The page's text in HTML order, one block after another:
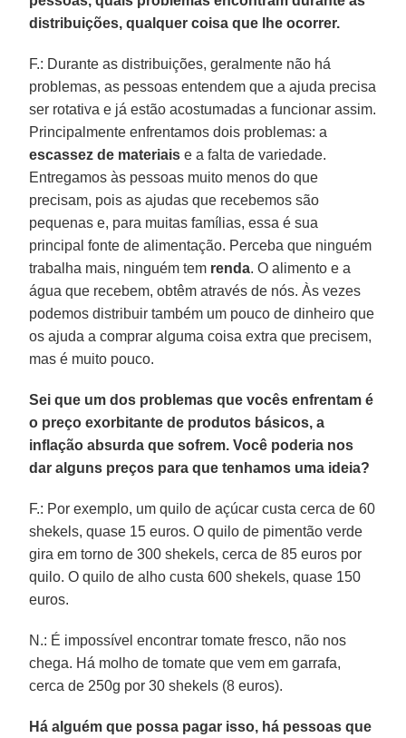
distribuições, qualquer coisa que lhe ocorrer.
F.: Durante as distribuições, geralmente não há
problemas, as pessoas entendem que a ajuda precisa
ser rotativa e já estão acostumadas a funcionar assim.
Principalmente enfrentamos dois problemas: a
escassez de materiais e a falta de variedade.
Entregamos às pessoas muito menos do que
precisam, pois as ajudas que recebemos são
pequenas e, para muitas famílias, essa é sua
principal fonte de alimentação. Perceba que ninguém
trabalha mais, ninguém tem renda. O alimento e a
água que recebem, obtêm através de nós. Às vezes
podemos distribuir também um pouco de dinheiro que
os ajuda a comprar alguma coisa extra que precisem,
mas é muito pouco.
Sei que um dos problemas que vocês enfrentam é
o preço exorbitante de produtos básicos, a
inflação absurda que sofrem. Você poderia nos
dar alguns preços para que tenhamos uma ideia?
F.: Por exemplo, um quilo de açúcar custa cerca de 60
shekels, quase 15 euros. O quilo de pimentão verde
gira em torno de 300 shekels, cerca de 85 euros por
quilo. O quilo de alho custa 600 shekels, quase 150
euros.
N.: É impossível encontrar tomate fresco, não nos
chega. Há molho de tomate que vem em garrafa,
cerca de 250g por 30 shekels (8 euros).
Há alguém que possa pagar isso, há pessoas que